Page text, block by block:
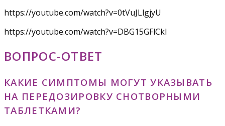
https://youtube.com/watch?v=0tVuJLlgjyU
https://youtube.com/watch?v=DBG15GFlCkI
ВОПРОС-ОТВЕТ
КАКИЕ СИМПТОМЫ МОГУТ УКАЗЫВАТЬ
НА ПЕРЕДОЗИРОВКУ СНОТВОРНЫМИ
ТАБЛЕТКАМИ?